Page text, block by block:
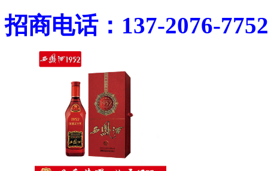
招商电话：137-2076-7752